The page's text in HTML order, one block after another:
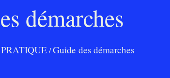
démarches
/Guide des démarches